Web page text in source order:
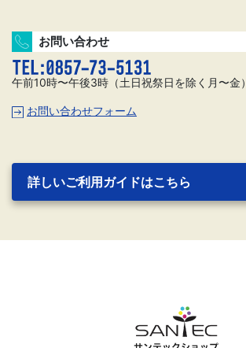
お問い合わせ
午前10時〜午後3時（土日祝祭日を除く月〜金）
お問い合わせフォーム
詳しいご利用ガイドはこちら